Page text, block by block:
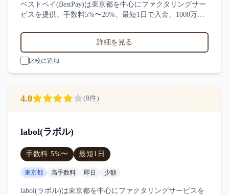
ベストペイ(BestPay)は東京都を中心にファクタリングサー
ビスを提供。手数料5%〜20%、最短1日で入金、1000万
実績。8件の口コミ・評判からベストペイ(BestPay)の特徴
詳細を見る
比較に追加
4.0 (8件)
labol(ラボル)
手数料 5%〜 最短1日
東京都 高手数料 即日 少額
labol(ラボル)は東京都を中心にファクタリングサービスを